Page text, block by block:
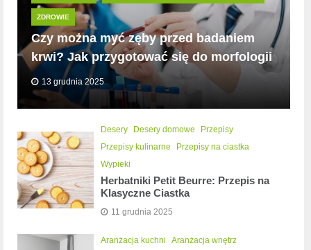
ZDROWIE
Czy można myć zęby przed badaniem
krwi? Jak przygotować się do morfologii
13 grudnia 2025
Desery Desery domowe
Przepisy
Przepisy kulinarne
Przepisy na ciastka
Wypieki
Herbatniki Petit Beurre: Przepis na
Klasyczne Ciastka
11 grudnia 2025
Aranżacja kuchni
Aranżacja wnętrz